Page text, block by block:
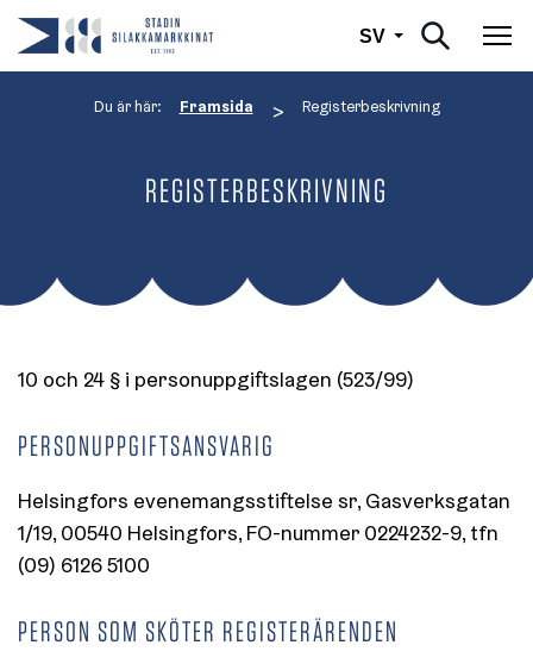
SV Svenska
Du är här: Framsida > Registerbeskrivning
REGISTERBESKRIVNING
10 och 24 § i personuppgiftslagen (523/99)
PERSONUPPGIFTSANSVARIG
Helsingfors evenemangsstiftelse sr, Gasverksgatan
1/19, 00540 Helsingfors, FO-nummer 0224232-9, tfn
(09) 6126 5100
PERSON SOM SKÖTER REGISTERÄRENDEN